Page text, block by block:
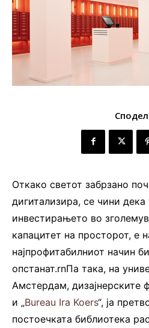
Откако светот забрзано
дигитализира, се чини
инвестирањето во
капацитет на просторот, е
најпрофитабилниот начин
опстанат.rnПа така, на
Амстердам, дизајнерските
и „Bureau Ira Koers“, ја
постоечката библиотека